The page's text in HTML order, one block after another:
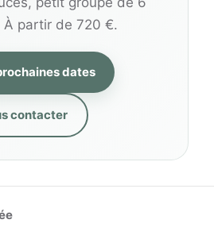
À partir de 720 €.
dates
contacter